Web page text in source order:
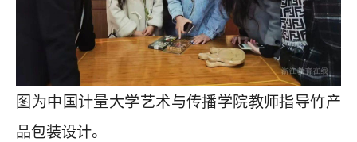
图为中国计量大学艺术与传播学院教师指导竹产
品包装设计。